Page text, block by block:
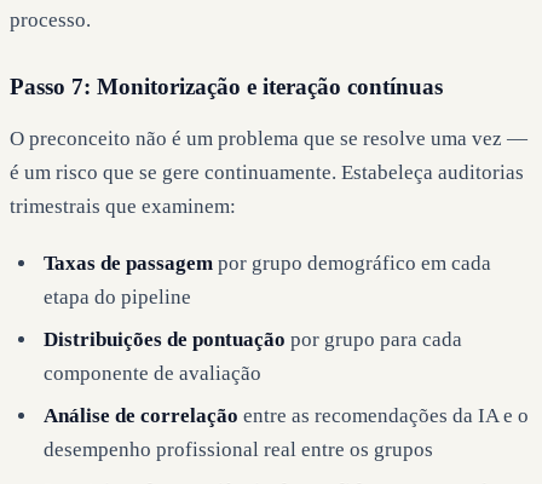
processo.
Passo 7: Monitorização e iteração contínuas
O preconceito não é um problema que se resolve uma vez —
é um risco que se gere continuamente. Estabeleça auditorias
trimestrais que examinem:
Taxas de passagem por grupo demográfico em cada
etapa do pipeline
Distribuições de pontuação por grupo para cada
componente de avaliação
Análise de correlação entre as recomendações da IA e o
desempenho profissional real entre os grupos